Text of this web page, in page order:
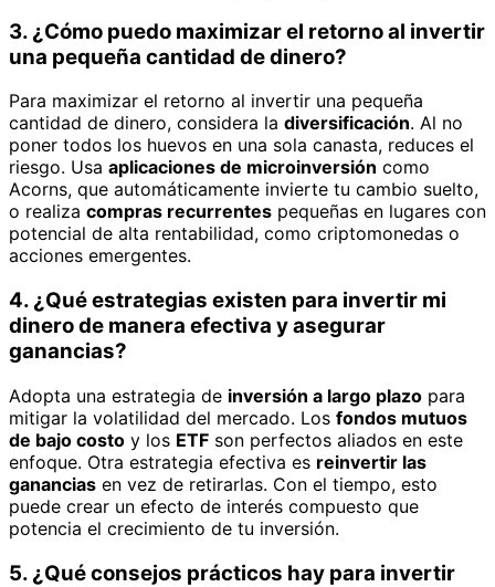
3. ¿Cómo puedo maximizar el retorno al invertir
una pequeña cantidad de dinero?
Para maximizar el retorno al invertir una pequeña
cantidad de dinero, considera la diversificación. Al no
poner todos los huevos en una sola canasta, reduces el
riesgo. Usa aplicaciones de microinversión como
Acorns, que automáticamente invierte tu cambio suelto,
o realiza compras recurrentes pequeñas en lugares con
potencial de alta rentabilidad, como criptomonedas o
acciones emergentes.
4. ¿Qué estrategias existen para invertir mi
dinero de manera efectiva y asegurar
ganancias?
Adopta una estrategia de inversión a largo plazo para
mitigar la volatilidad del mercado. Los fondos mutuos
de bajo costo y los ETF son perfectos aliados en este
enfoque. Otra estrategia efectiva es reinvertir las
ganancias en vez de retirarlas. Con el tiempo, esto
puede crear un efecto de interés compuesto que
potencia el crecimiento de tu inversión.
5. ¿Qué consejos prácticos hay para invertir